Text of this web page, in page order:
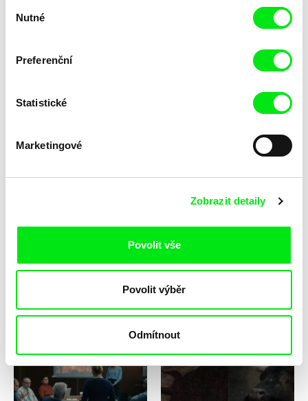
souhlasu
Nutné
Preferenční
Statistické
Marketingové
Zobrazit detaily
Povolit vše
Povolit výběr
Odmítnout
Peter Solan
Nejedlová: Jak se v dnešní
Bzučení hmyzu: zápisky